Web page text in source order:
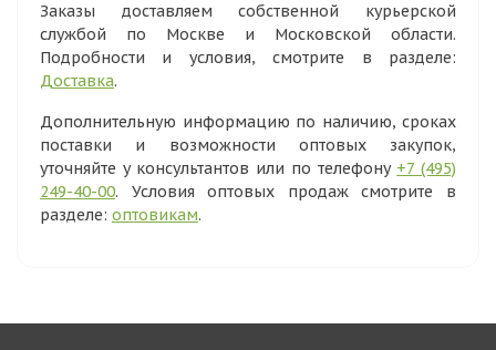
Заказы доставляем собственной курьерской
службой по Москве и Московской области.
Подробности и условия, смотрите в разделе:
Доставка.
Дополнительную информацию по наличию, сроках
поставки и возможности оптовых закупок,
уточняйте у консультантов или по телефону +7 (495)
249-40-00. Условия оптовых продаж смотрите в
разделе: оптовикам.